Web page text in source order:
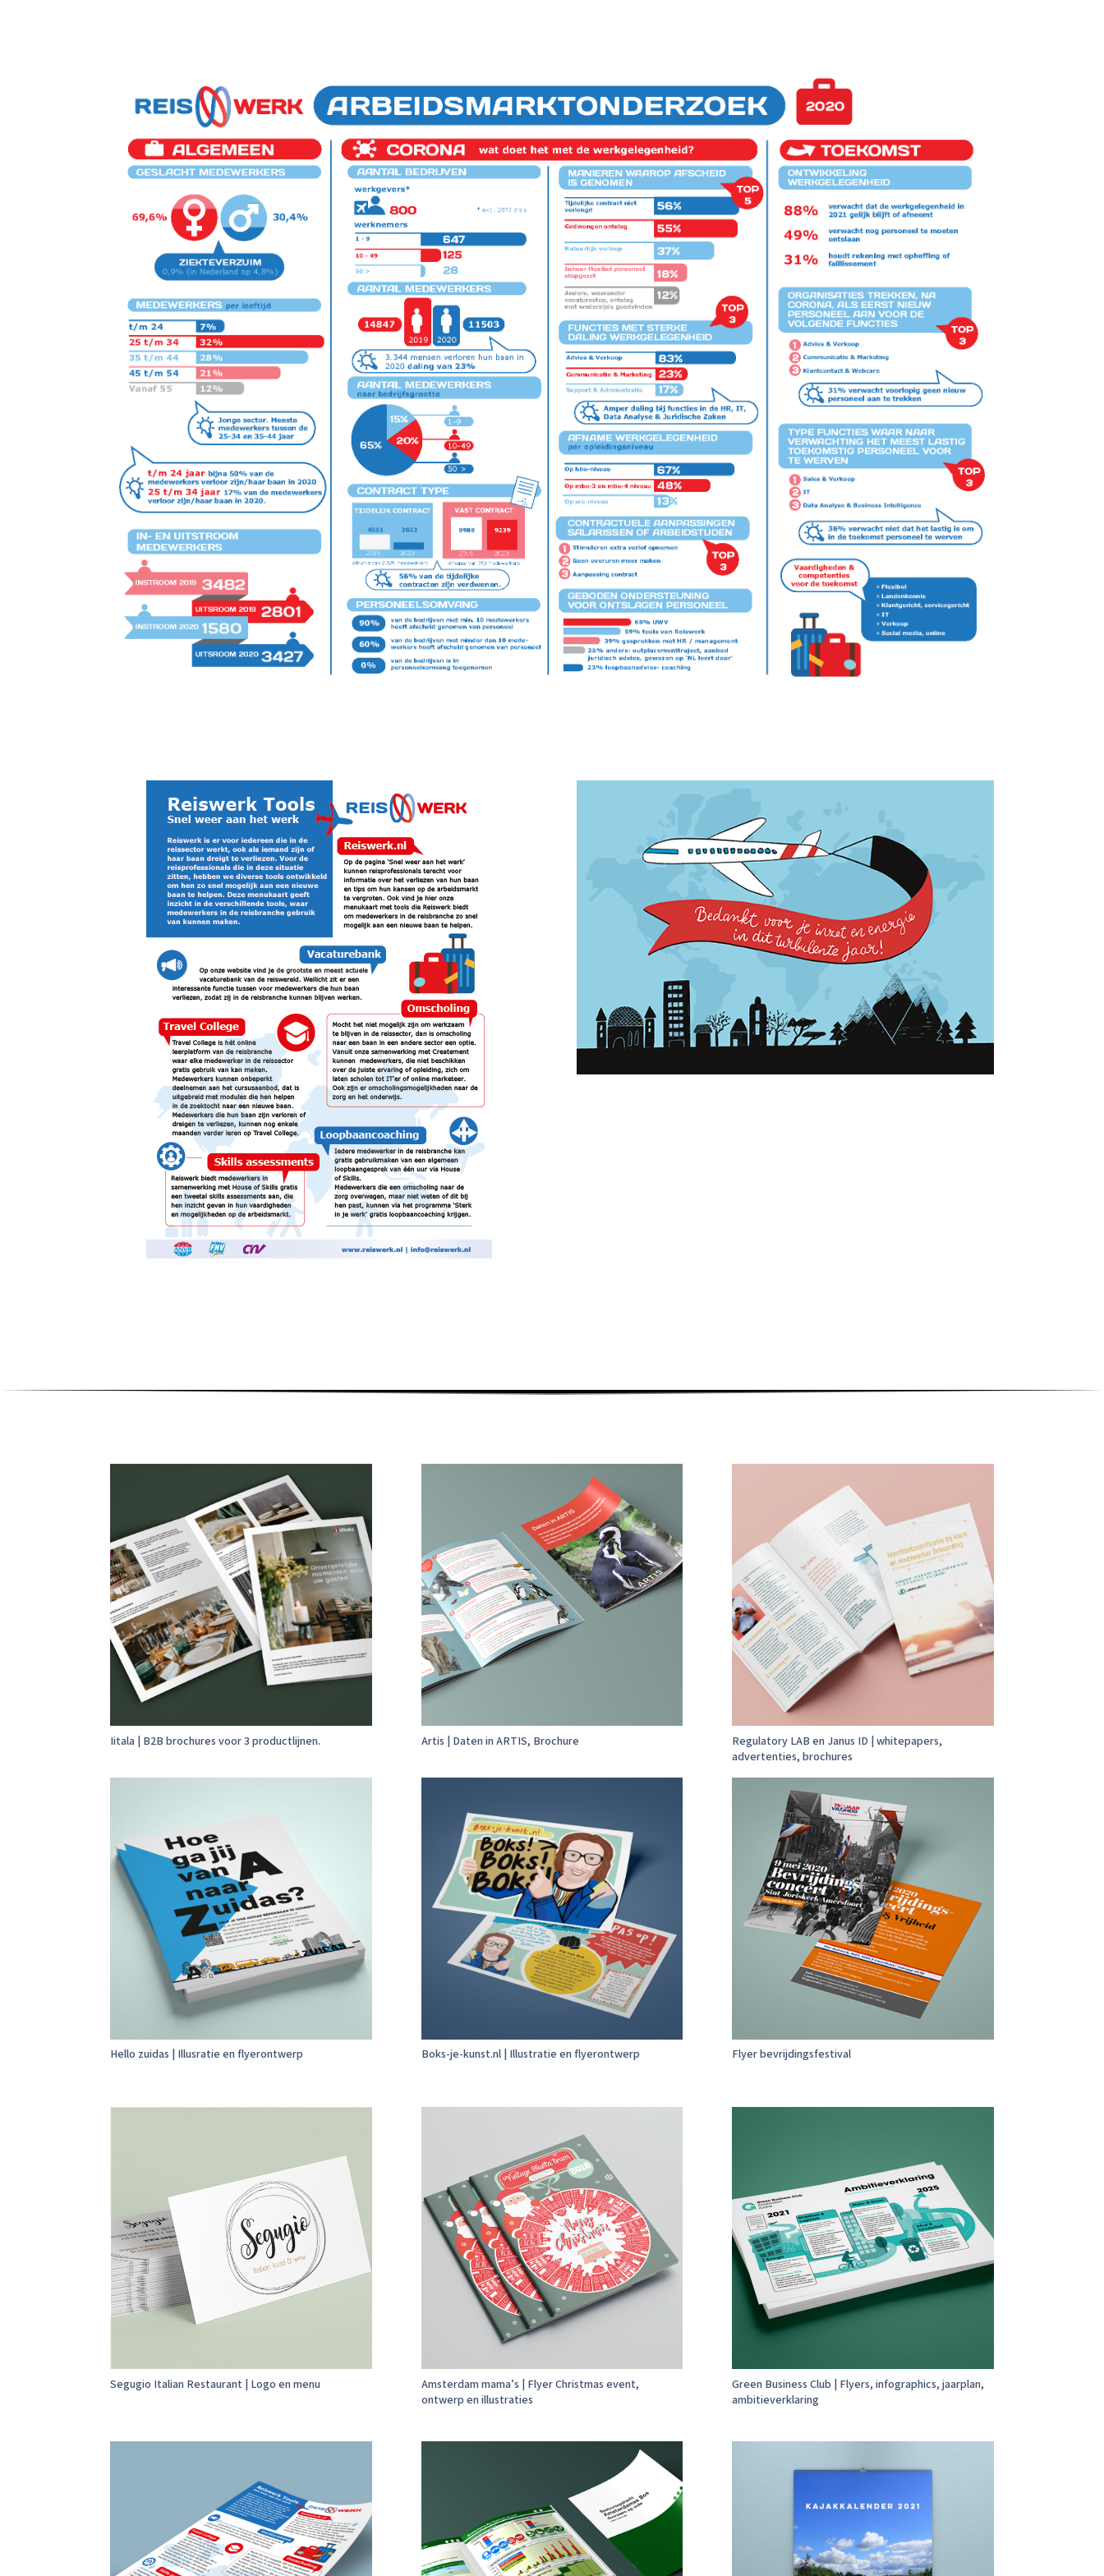
Iitala | B2B brochures voor 3 productlijnen. Artis | Daten in ARTIS, Brochure
Regulatory LAB en Janus ID | whitepapers,
advertenties, brochures
Hello zuidas | Illusratie en flyerontwerp Boks-je-kunst.nl | Illustratie en flyerontwerp Flyer bevrijdingsfestival
Segugio Italian Restaurant | Logo en menu
Amsterdam mama’s | Flyer Christmas event,
ontwerp en illustraties
Green Business Club | Flyers, infographics, jaarplan,
ambitieverklaring